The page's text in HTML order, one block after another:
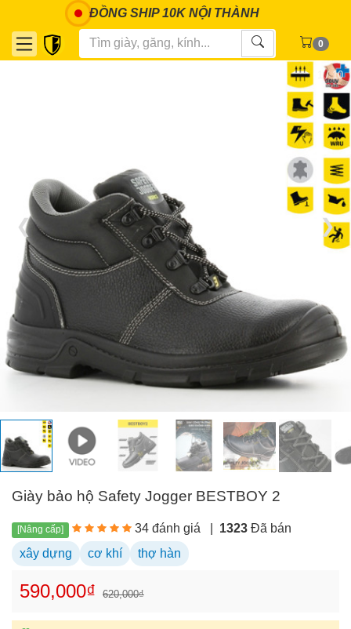
ĐỒNG SHIP 10K NỘI THÀNH
0
1 / 10
❮ ❯
Giày bảo hộ Safety Jogger BESTBOY 2
[Nâng cấp] 34 đánh giá 1323 Đã bán
xây dựng
cơ khí thợ hàn
590,000₫ 620,000₫